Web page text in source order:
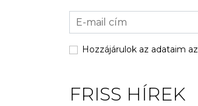
Hozzájárulok az adataim az
FRISS HÍREK